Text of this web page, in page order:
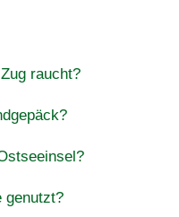
raucht?
genutzt?